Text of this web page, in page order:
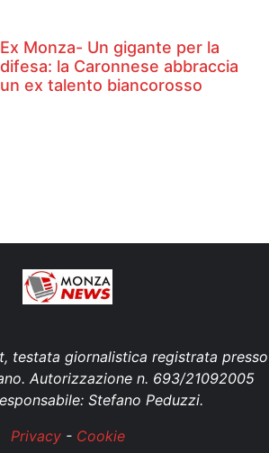
Ex Monza- Un gigante per la
difesa: la Caronnese abbraccia
un ex talento biancorosso
testata giornalistica registrata presso
Autorizzazione n. 693/21092005
Stefano Peduzzi.
Privacy- Cookie